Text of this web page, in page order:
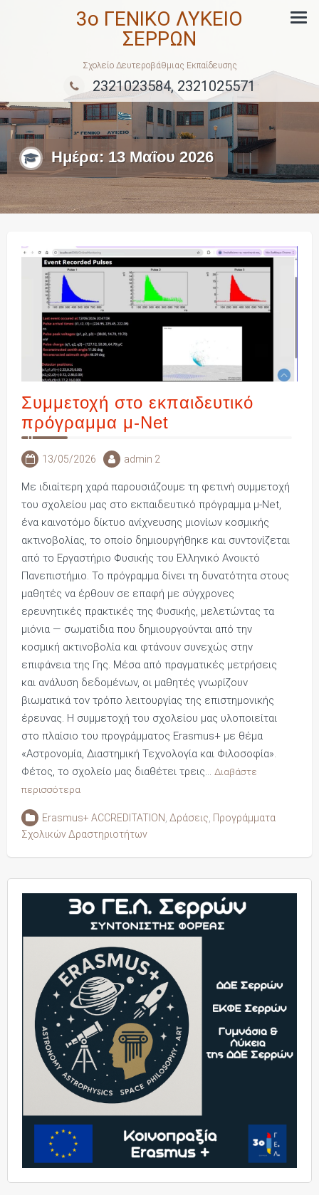
3ο ΓΕΝΙΚΟ ΛΥΚΕΙΟ
ΣΕΡΡΩΝ
Σχολείο Δευτεροβάθμιας Εκπαίδευσης
2321023584, 2321025571
Ημέρα: 13 Μαΐου 2026
Συμμετοχή στο εκπαιδευτικό
πρόγραμμα μ-Net
13/05/2026 admin 2
Με ιδιαίτερη χαρά παρουσιάζουμε τη φετινή συμμετοχή
του σχολείου μας στο εκπαιδευτικό πρόγραμμα μ-Net,
ένα καινοτόμο δίκτυο ανίχνευσης μιονίων κοσμικής
ακτινοβολίας, το οποίο δημιουργήθηκε και συντονίζεται
από το Εργαστήριο Φυσικής του Ελληνικό Ανοικτό
Πανεπιστήμιο. Το πρόγραμμα δίνει τη δυνατότητα στους
μαθητές να έρθουν σε επαφή με σύγχρονες
ερευνητικές πρακτικές της Φυσικής, μελετώντας τα
μιόνια — σωματίδια που δημιουργούνται από την
κοσμική ακτινοβολία και φτάνουν συνεχώς στην
επιφάνεια της Γης. Μέσα από πραγματικές μετρήσεις
και ανάλυση δεδομένων, οι μαθητές γνωρίζουν
βιωματικά τον τρόπο λειτουργίας της επιστημονικής
έρευνας. Η συμμετοχή του σχολείου μας υλοποιείται
στο πλαίσιο του προγράμματος Erasmus+ με θέμα
«Αστρονομία, Διαστημική Τεχνολογία και Φιλοσοφία».
Φέτος, το σχολείο μας διαθέτει τρεις… Διαβάστε
περισσότερα
Erasmus+ ACCREDITATION, Δράσεις, Προγράμματα
Σχολικών Δραστηριοτήτων